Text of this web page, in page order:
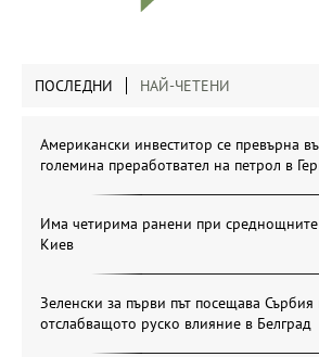
ПОСЛЕДНИ НАЙ-ЧЕТЕНИ
Американски инвеститор се превърна
големина преработвател на петрол в
Има четирима ранени при
Киев
Зеленски за първи път посещава
отслабващото руско влияние в Белград